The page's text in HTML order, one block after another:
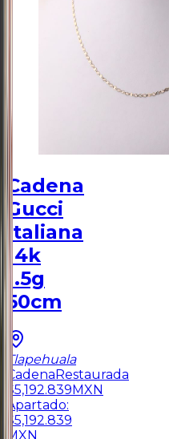
Cadena
Gucci
Italiana
14k
1.5g
50cm
Tlapehuala
CadenaRestaurada
$5,192.839MXN
Apartado:
$5,192.839
MXN